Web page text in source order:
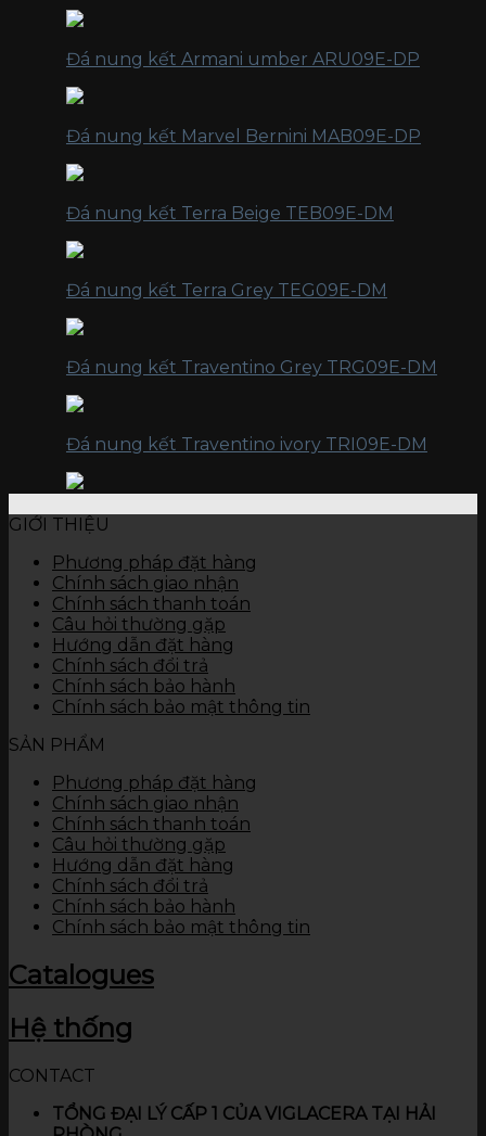
Đá nung kết Armani umber ARU09E-DP
Đá nung kết Marvel Bernini MAB09E-DP
Đá nung kết Terra Beige TEB09E-DM
Đá nung kết Terra Grey TEG09E-DM
Đá nung kết Traventino Grey TRG09E-DM
Đá nung kết Traventino ivory TRI09E-DM
GIỚI THIỆU
Phương pháp đặt hàng
Chính sách giao nhận
Chính sách thanh toán
Câu hỏi thường gặp
Hướng dẫn đặt hàng
Chính sách đổi trả
Chính sách bảo hành
Chính sách bảo mật thông tin
SẢN PHẨM
Phương pháp đặt hàng
Chính sách giao nhận
Chính sách thanh toán
Câu hỏi thường gặp
Hướng dẫn đặt hàng
Chính sách đổi trả
Chính sách bảo hành
Chính sách bảo mật thông tin
Catalogues
Hệ thống
CONTACT
TỔNG ĐẠI LÝ CẤP 1 CỦA VIGLACERA TẠI HẢI